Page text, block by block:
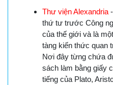
Thư viện Alexandria
thứ tư trước Công
của thế giới và là
tàng kiến ​​thức quan
Nơi đây từng chứa
sách làm bằng giấy
tiếng của Plato,